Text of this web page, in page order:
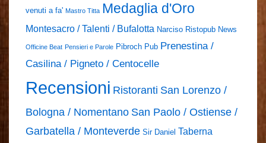
venuti a fa' Mastro Titta Medaglia d'Oro
Montesacro / Talenti / Bufalotta Narciso Ristopub News
Officine Beat Pensieri e Parole Pibroch Pub Prenestina /
Casilina / Pigneto / Centocelle
Recensioni Ristoranti San Lorenzo /
Bologna / Nomentano San Paolo / Ostiense /
Garbatella / Monteverde Sir Daniel Taberna